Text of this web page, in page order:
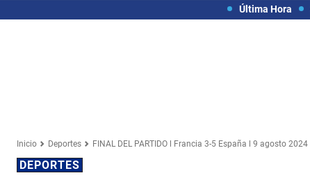
Última Hora
Inicio Deportes FINAL DEL PARTIDO l Francia 3-5 España l 9 agosto 2024
DEPORTES